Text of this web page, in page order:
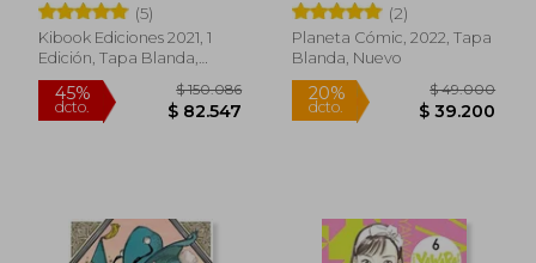
20%
dcto.
$ 42.000
$ 33.600
45%
dcto.
(5)
Kibook Ediciones 2021, 1
Edición, Tapa Blanda,
Nuevo
(2)
Planeta Cómic, 2022, Tapa
Blanda, Nuevo